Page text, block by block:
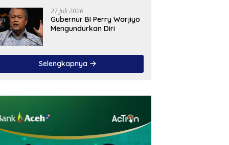
27 Juli 2026
Gubernur BI Perry Warjiyo
Mengundurkan Diri
Selengkapnya